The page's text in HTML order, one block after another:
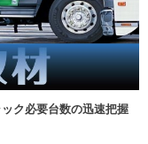
ク必要台数の迅速把握